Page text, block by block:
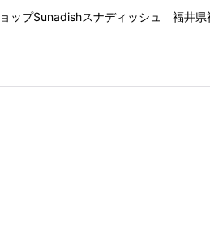
ョップSunadishスナディッシュ 福井